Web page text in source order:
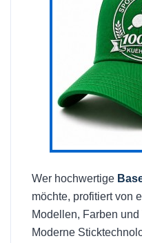
Wer hochwertige
möchte, profitiert von
Modellen, Farben
Moderne